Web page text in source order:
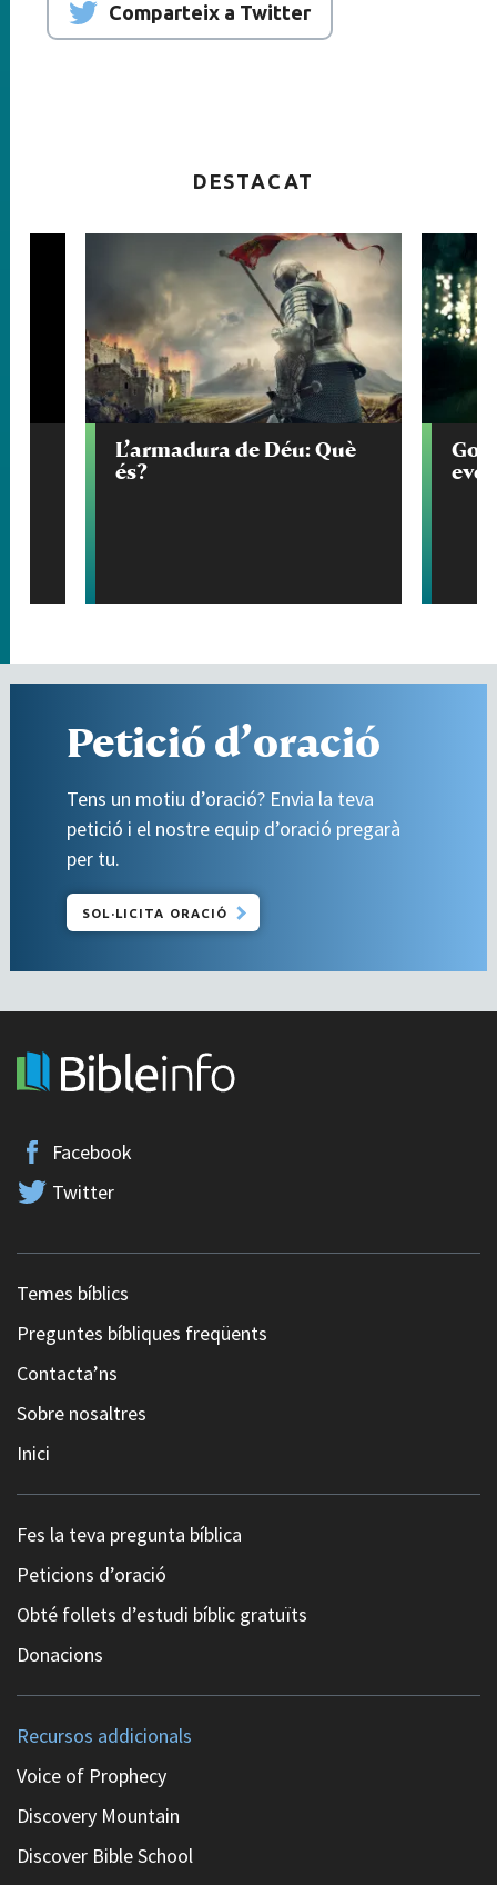
Comparteix a Twitter
DESTACAT
L’armadura de Déu: Què
és?
Petició d’oració
Tens un motiu d’oració? Envia la teva
petició i el nostre equip d’oració pregarà
per tu.
SOL·LICITA ORACIÓ
Facebook
Twitter
Temes bíblics
Preguntes bíbliques freqüents
Contacta’ns
Sobre nosaltres
Inici
Fes la teva pregunta bíblica
Peticions d’oració
Obté follets d’estudi bíblic gratuïts
Donacions
Recursos addicionals
Voice of Prophecy
Discovery Mountain
Discover Bible School